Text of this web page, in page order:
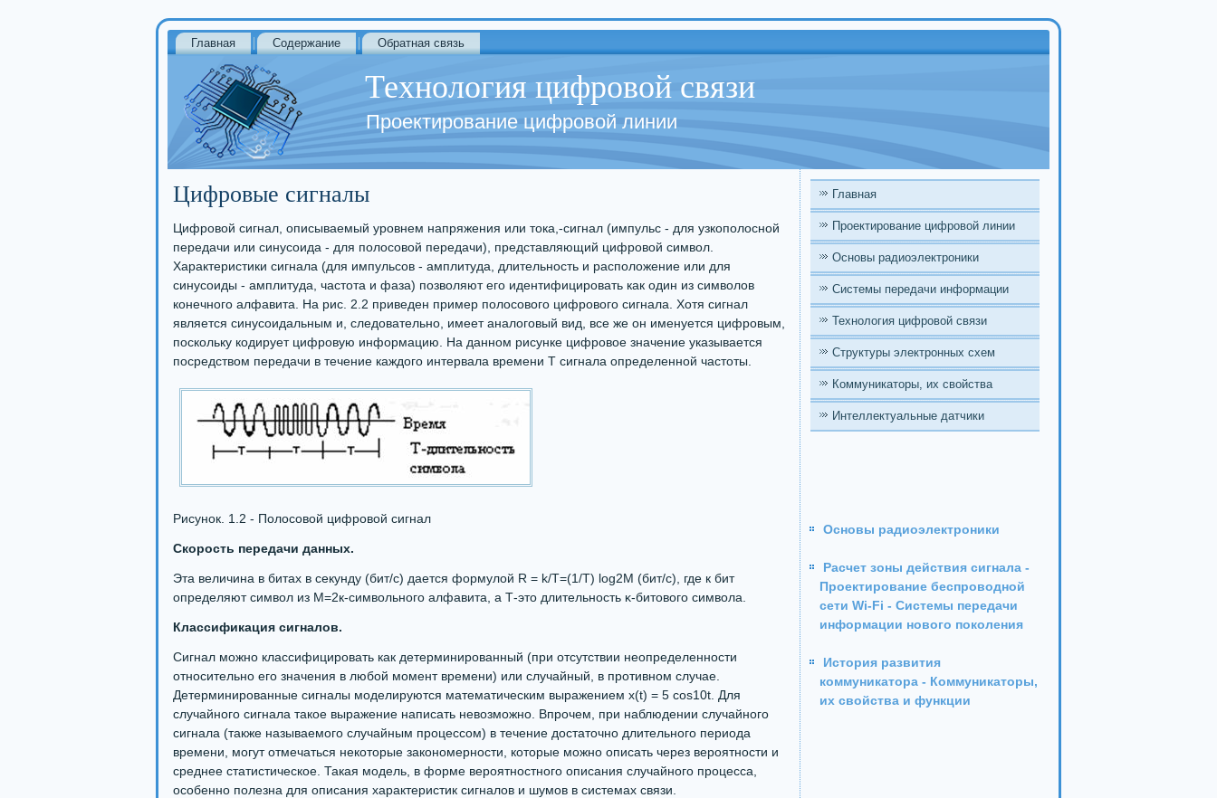
Главная Содержание Обратная связь
Технология цифровой связи
Проектирование цифровой линии
Цифровые сигналы
Цифровой сигнал, описываемый уровнем напряжения или тока,-сигнал (импульс - для узкополосной
передачи или синусоида - для полосовой передачи), представляющий цифровой символ.
Характеристики сигнала (для импульсов - амплитуда, длительность и расположение или для
синусоиды - амплитуда, частота и фаза) позволяют его идентифицировать как один из символов
конечного алфавита. На рис. 2.2 приведен пример полосового цифрового сигнала. Хотя сигнал
является синусоидальным и, следовательно, имеет аналоговый вид, все же он именуется цифровым,
поскольку кодирует цифровую информацию. На данном рисунке цифровое значение указывается
посредством передачи в течение каждого интервала времени Т сигнала определенной частоты.
Рисунок. 1.2 - Полосовой цифровой сигнал
Скорость передачи данных.
Эта величина в битах в секунду (бит/с) дается формулой R = k/T=(1/T) log2M (бит/с), где к бит
определяют символ из М=2к-символьного алфавита, а Т-это длительность κ-битового символа.
Классификация сигналов.
Сигнал можно классифицировать как детерминированный (при отсутствии неопределенности
относительно его значения в любой момент времени) или случайный, в противном случае.
Детерминированные сигналы моделируются математическим выражением x(t) = 5 cos10t. Для
случайного сигнала такое выражение написать невозможно. Впрочем, при наблюдении случайного
сигнала (также называемого случайным процессом) в течение достаточно длительного периода
времени, могут отмечаться некоторые закономерности, которые можно описать через вероятности и
среднее статистическое. Такая модель, в форме вероятностного описания случайного процесса,
особенно полезна для описания характеристик сигналов и шумов в системах связи.
Главная
Проектирование цифровой линии
Основы радиоэлектроники
Системы передачи информации
Технология цифровой связи
Структуры электронных схем
Коммуникаторы, их свойства
Интеллектуальные датчики
Основы радиоэлектроники
Расчет зоны действия сигнала -
Проектирование беспроводной
сети Wi-Fi - Системы передачи
информации нового поколения
История развития
коммуникатора - Коммуникаторы,
их свойства и функции